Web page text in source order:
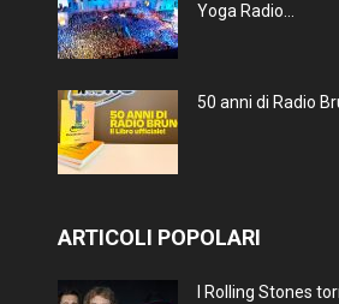
Yoga Radio...
50 anni di Radio
ARTICOLI POPOLARI
I Rolling Stones